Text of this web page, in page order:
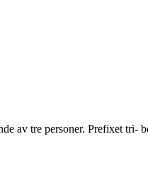
av tre personer. Prefixet